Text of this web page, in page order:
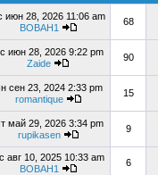
июн 28, 2026 11:06 am
BOBAH1
68
июн 28, 2026 9:22 pm
Zaide
90
сен 23, 2024 2:33 pm
romantique
15
май 29, 2026 3:34 pm
rupikasen
9
авг 10, 2025 10:33 am
BOBAH1
6